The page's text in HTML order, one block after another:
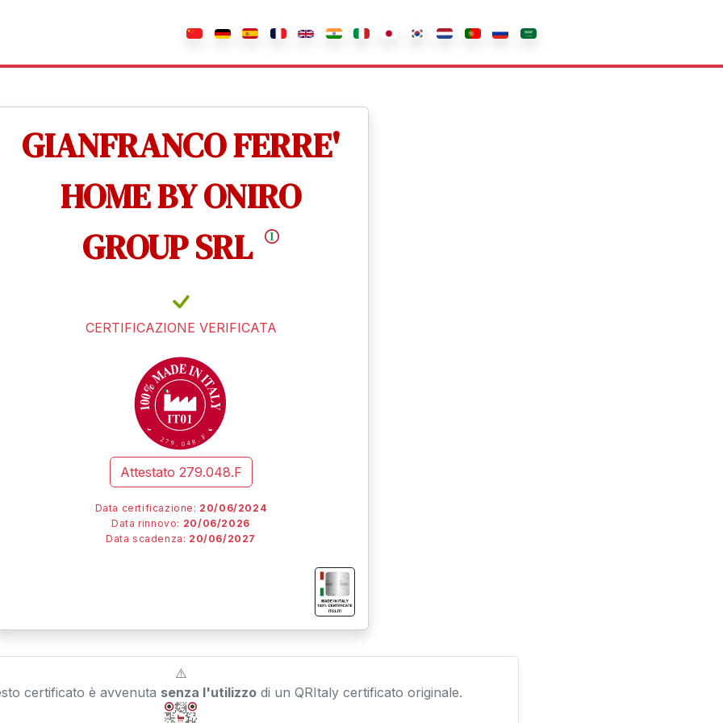
GIANFRANCO FERRE'
HOME BY ONIRO
GROUP SRL
CERTIFICAZIONE VERIFICATA
279 . 0 4 8 .F
Attestato 279.048.F
Data certificazione: 20/06/2024
Data rinnovo: 20/06/2026
Data scadenza: 20/06/2027
IT01.IT/
⚠️
certificato è avvenuta senza l'utilizzodi un QRItaly certificato originale.